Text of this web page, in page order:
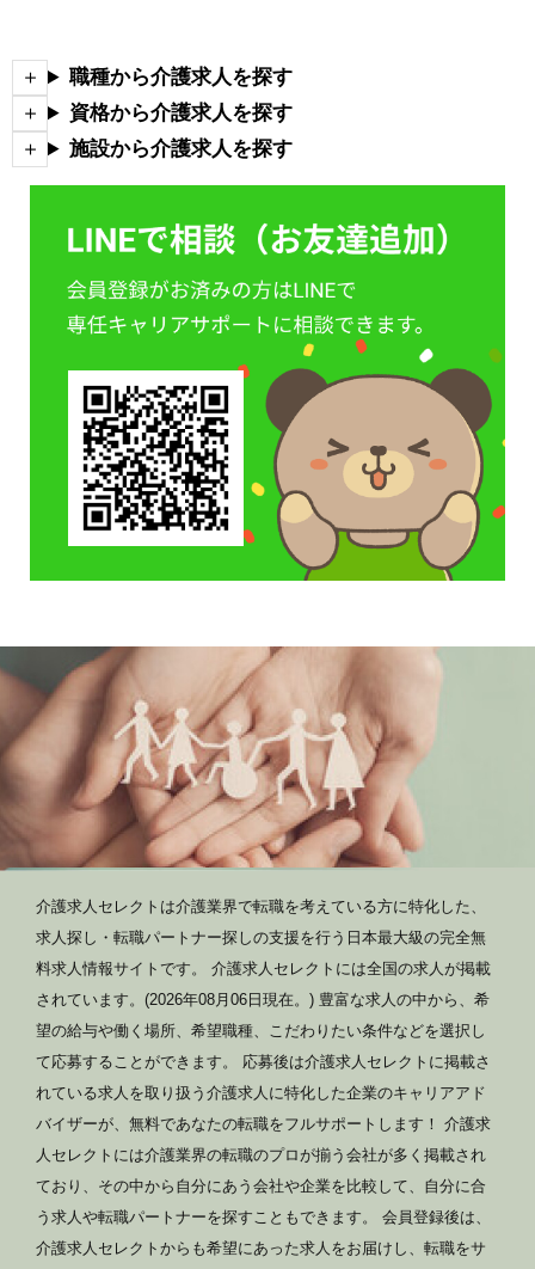
職種から介護求人を探す
資格から介護求人を探す
施設から介護求人を探す
介護求人セレクトは介護業界で転職を考えている方に特化した、
求人探し・転職パートナー探しの支援を行う日本最大級の完全無
料求人情報サイトです。 介護求人セレクトには全国の求人が掲載
されています。(2026年08月06日現在。) 豊富な求人の中から、希
望の給与や働く場所、希望職種、こだわりたい条件などを選択し
て応募することができます。 応募後は介護求人セレクトに掲載さ
れている求人を取り扱う介護求人に特化した企業のキャリアアド
バイザーが、無料であなたの転職をフルサポートします！ 介護求
人セレクトには介護業界の転職のプロが揃う会社が多く掲載され
ており、その中から自分にあう会社や企業を比較して、自分に合
う求人や転職パートナーを探すこともできます。 会員登録後は、
介護求人セレクトからも希望にあった求人をお届けし、転職をサ